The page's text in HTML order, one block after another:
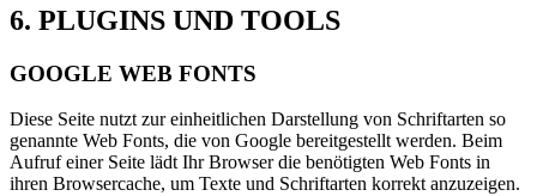
6. PLUGINS UND TOOLS
GOOGLE WEB FONTS
Diese Seite nutzt zur einheitlichen Darstellung von Schriftarten so
genannte Web Fonts, die von Google bereitgestellt werden. Beim
Aufruf einer Seite lädt Ihr Browser die benötigten Web Fonts in
ihren Browsercache, um Texte und Schriftarten korrekt anzuzeigen.